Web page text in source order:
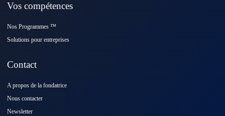
Vos compétences
Nos Programmes ™️
Solutions pour entreprises
Contact
A propos de la fondatrice
Nous contacter
Newsletter